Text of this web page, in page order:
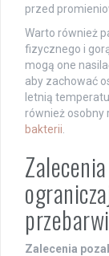
przed
Warto również
fizycznego i
mogą one
aby zachować
letnią
również osobny
bakterii
Zalecenia